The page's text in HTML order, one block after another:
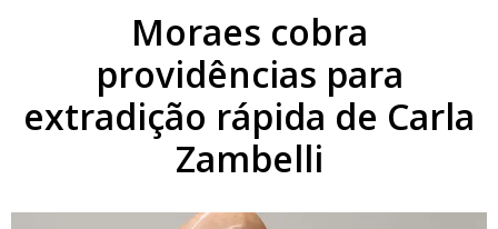
Moraes cobra
providências para
extradição rápida de Carla
Zambelli